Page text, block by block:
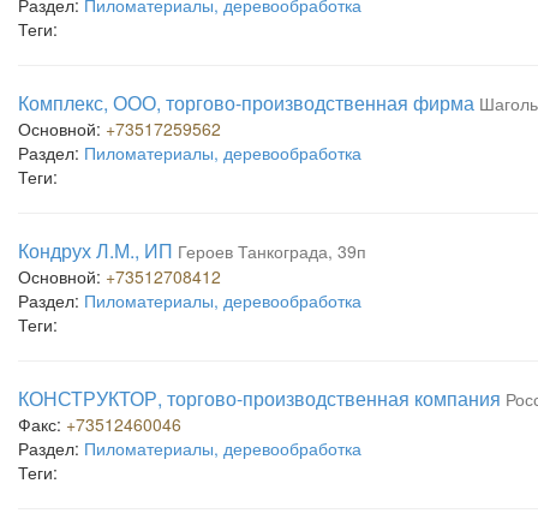
Раздел: Пиломатериалы, деревообработка
Теги:
Комплекс, ООО, торгово-производственная фирма
Основной: +73517259562
Раздел: Пиломатериалы, деревообработка
Теги:
Кондрух Л.М., ИП Героев Танкограда, 39п
Основной: +73512708412
Раздел: Пиломатериалы, деревообработка
Теги:
КОНСТРУКТОР, торгово-производственная компания
Факс: +73512460046
Раздел: Пиломатериалы, деревообработка
Теги: